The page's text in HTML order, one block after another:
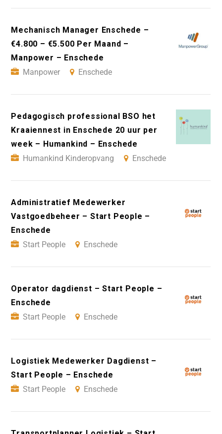
Mechanisch Manager Enschede –
€4.800 – €5.500 Per Maand –
Manpower – Enschede
Manpower
Enschede
Pedagogisch professional BSO het
Kraaiennest in Enschede 20 uur per
week – Humankind – Enschede
Humankind Kinderopvang
Enschede
Administratief Medewerker
Vastgoedbeheer – Start People –
Enschede
Start People
Enschede
Operator dagdienst – Start People –
Enschede
Start People
Enschede
Logistiek Medewerker Dagdienst –
Start People – Enschede
Start People
Enschede